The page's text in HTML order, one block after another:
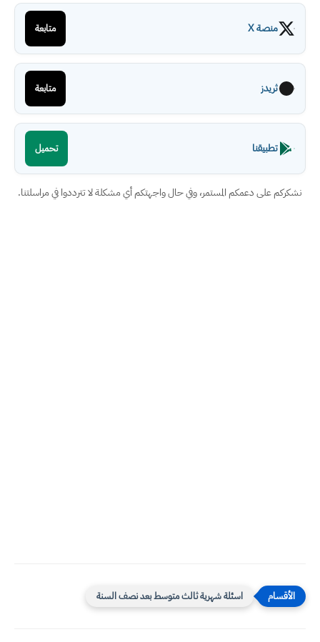
منصة X متابعة
ثريدز متابعة
تطبيقنا تحميل
نشكركم على دعمكم المستمر، وفي حال واجهتكم أي مشكلة لا تترددوا في مراسلتنا.
اسئلة شهرية ثالث متوسط بعد نصف السنة